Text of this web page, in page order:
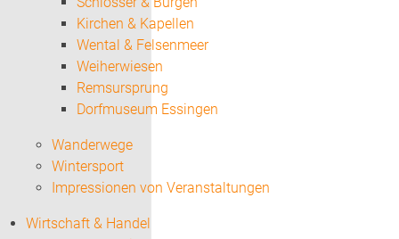
Kirchen & Kapellen
Wental & Felsenmeer
Weiherwiesen
Remsursprung
Dorfmuseum Essingen
Wanderwege
Wintersport
Impressionen von Veranstaltungen
Wirtschaft & Handel